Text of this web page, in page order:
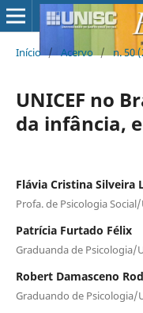
Início / Acervo / n. 50
UNICEF no
da infância,
Flávia Cristina Silveira
Profa. de Psicologia Social/
Patrícia Furtado Félix
Graduanda de Psicologia/
Robert Damasceno
Graduando de Psicologia/